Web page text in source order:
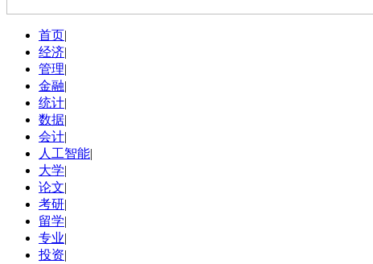
首页|
经济|
管理|
金融|
统计|
数据|
会计|
人工智能|
大学|
论文|
考研|
留学|
专业|
投资|